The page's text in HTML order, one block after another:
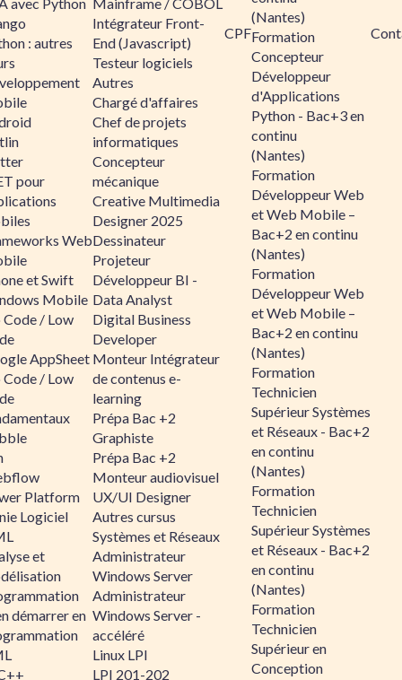
: autres
pour
Web
et Swift
Mobile
/ Low
AppSheet
/ Low
Platform
Logiciel
et
démarrer en
Intégrateur Front-
End (Javascript)
Testeur logiciels
Autres
Chargé d'affaires
Chef de projets
informatiques
Concepteur
mécanique
Creative Multimedia
Designer 2025
Dessinateur
Projeteur
Développeur BI -
Data Analyst
Digital Business
Developer
Monteur Intégrateur
de contenus e-
learning
Prépa Bac +2
Graphiste
Prépa Bac +2
Monteur audiovisuel
UX/UI Designer
Autres cursus
Systèmes et Réseaux
Administrateur
Windows Server
Administrateur
Windows Server -
accéléré
Linux LPI
LPI 201-202
CPF
(Nantes)
Formation
Concepteur
Développeur
d'Applications
Python - Bac+3 en
continu
(Nantes)
Formation
Développeur Web
et Web Mobile –
Bac+2 en continu
(Nantes)
Formation
Développeur Web
et Web Mobile –
Bac+2 en continu
(Nantes)
Formation
Technicien
Supérieur Systèmes
et Réseaux - Bac+2
en continu
(Nantes)
Formation
Technicien
Supérieur Systèmes
et Réseaux - Bac+2
en continu
(Nantes)
Formation
Technicien
Supérieur en
Conception